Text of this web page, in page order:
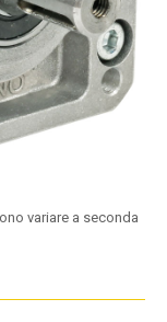
variare a seconda